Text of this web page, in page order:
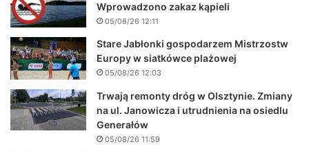
Wprowadzono zakaz kąpieli
05/08/26 12:11
Stare Jabłonki gospodarzem Mistrzostw
Europy w siatkówce plażowej
05/08/26 12:03
Trwają remonty dróg w Olsztynie. Zmiany
na ul. Janowicza i utrudnienia na osiedlu
Generałów
05/08/26 11:59